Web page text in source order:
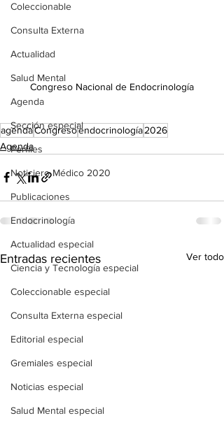
Coleccionable
Consulta Externa
Actualidad
Salud Mental
Agenda
Sección especial
Perfiles
Noticiero Médico 2020
Publicaciones
Endocrinología
Actualidad especial
Ciencia y Tecnología especial
Coleccionable especial
Consulta Externa especial
Editorial especial
Gremiales especial
Noticias especial
Salud Mental especial
Congreso Nacional de Endocrinología
agendaCongresoendocrinología2026
Agenda
Entradas recientes Ver todo